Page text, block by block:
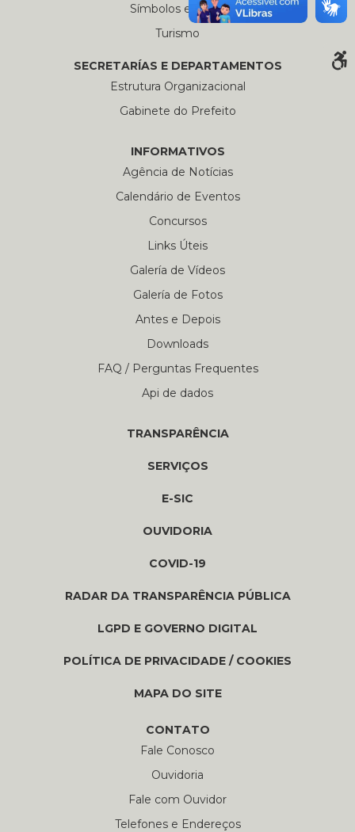
Símbolos e Hinos
Turismo
SECRETARÍAS E DEPARTAMENTOS
Estrutura Organizacional
Gabinete do Prefeito
INFORMATIVOS
Agência de Notícias
Calendário de Eventos
Concursos
Links Úteis
Galería de Vídeos
Galería de Fotos
Antes e Depois
Downloads
FAQ / Perguntas Frequentes
Api de dados
TRANSPARÊNCIA
SERVIÇOS
E-SIC
OUVIDORIA
COVID-19
RADAR DA TRANSPARÊNCIA PÚBLICA
LGPD E GOVERNO DIGITAL
POLÍTICA DE PRIVACIDADE / COOKIES
MAPA DO SITE
CONTATO
Fale Conosco
Ouvidoria
Fale com Ouvidor
Telefones e Endereços